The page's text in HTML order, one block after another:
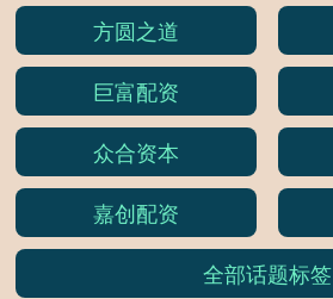
方圆之道
巨富配资
众合资本
嘉创配资
全部话题标签